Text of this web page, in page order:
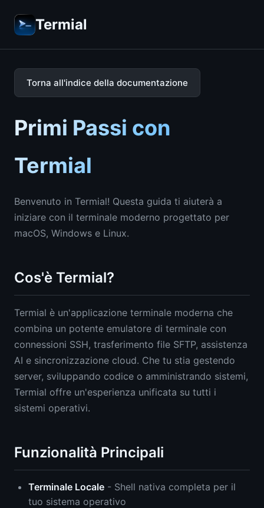
Termial
Torna all'indice della documentazione
Primi Passi con
Termial
Benvenuto in Termial! Questa guida ti aiuterà a
iniziare con il terminale moderno progettato per
macOS, Windows e Linux.
Cos'è Termial?
Termial è un'applicazione terminale moderna che
combina un potente emulatore di terminale con
connessioni SSH, trasferimento file SFTP, assistenza
AI e sincronizzazione cloud. Che tu stia gestendo
server, sviluppando codice o amministrando sistemi,
Termial offre un'esperienza unificata su tutti i
sistemi operativi.
Funzionalità Principali
Terminale Locale - Shell nativa completa per il
tuo sistema operativo